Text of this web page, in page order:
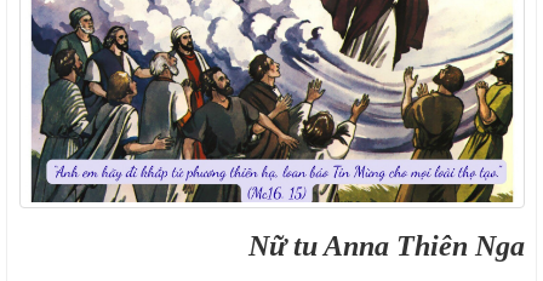
Nữ tu Anna Thiên Nga